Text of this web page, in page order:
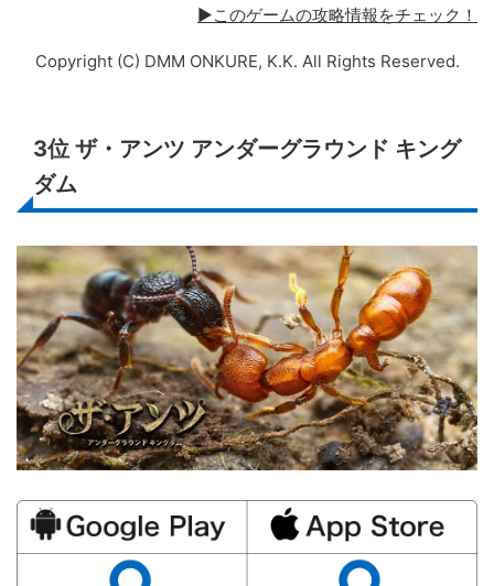
▶このゲームの攻略情報をチェック！
Copyright (C) DMM ONKURE, K.K. All Rights Reserved.
3位 ザ・アンツ アンダーグラウンド キング
ダム